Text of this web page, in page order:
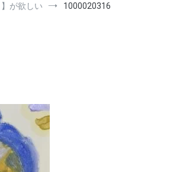
】が欲しい
1000020316